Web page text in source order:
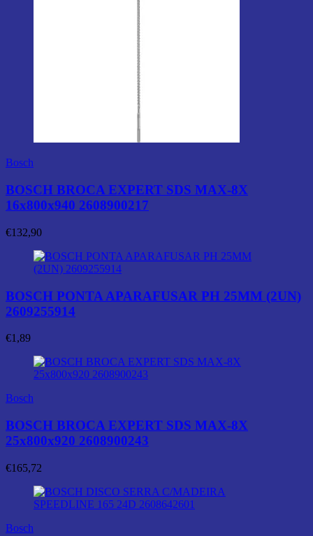
Bosch
BOSCH BROCA EXPERT SDS MAX-8X
16x800x940 2608900217
€132,90
BOSCH PONTA APARAFUSAR PH 25MM (2UN)
2609255914
€1,89
Bosch
BOSCH BROCA EXPERT SDS MAX-8X
25x800x920 2608900243
€165,72
Bosch